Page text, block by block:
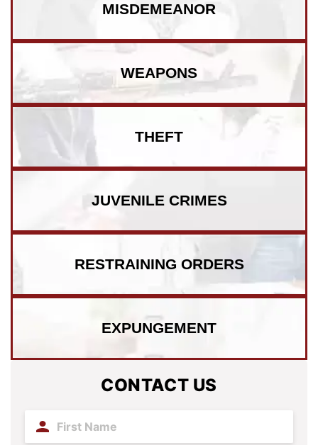
MISDEMEANOR
WEAPONS
THEFT
JUVENILE CRIMES
RESTRAINING ORDERS
EXPUNGEMENT
CONTACT US
First
Name